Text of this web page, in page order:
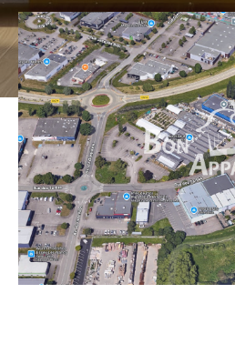
0 1 2
Ville
Surface
PARKING